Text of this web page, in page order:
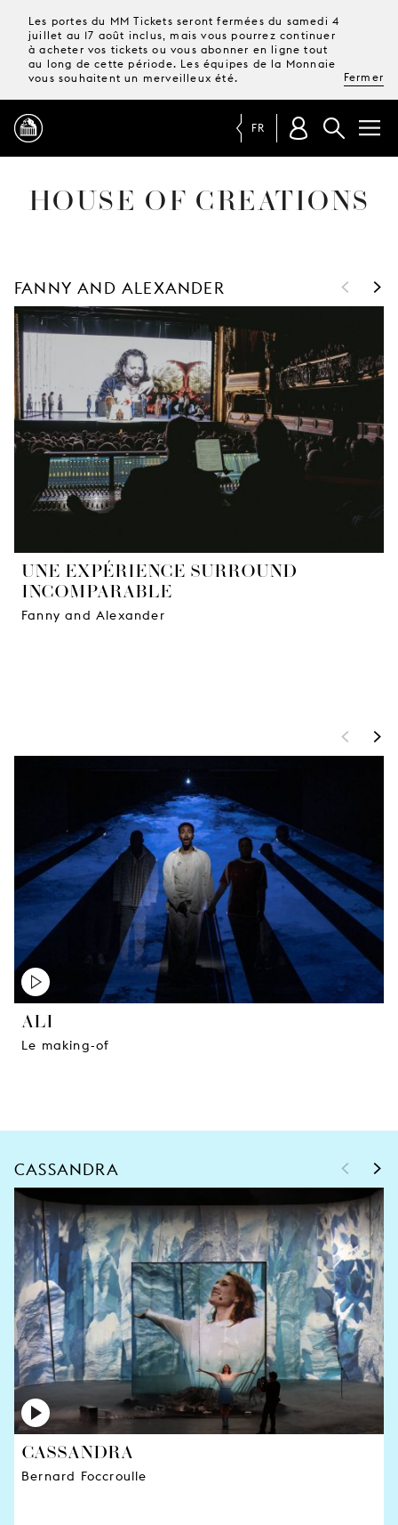
Les portes du MM Tickets seront fermées du samedi 4
juillet au 17 août inclus, mais vous pourrez continuer
à acheter vos tickets ou vous abonner en ligne tout
au long de cette période. Les équipes de la Monnaie
vous souhaitent un merveilleux été.
Fermer
VOTRE
VISITE
JEUNE
PUBLIC
LA
MONNAIE
FR
HOUSE OF CREATIONS
FANNY AND ALEXANDER < >
UNE EXPÉRIENCE SURROUND
INCOMPARABLE
Fanny and Alexander
< >
ALI
Le making-of
CASSANDRA < >
CASSANDRA
Bernard Foccroulle